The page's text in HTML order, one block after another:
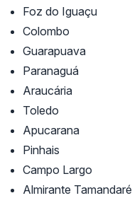
Foz do Iguaçu
Colombo
Guarapuava
Paranaguá
Araucária
Toledo
Apucarana
Pinhais
Campo Largo
Almirante Tamandaré